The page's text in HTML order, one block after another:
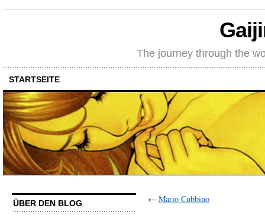
The journey through the
STARTSEITE
ÜBER DEN BLOG ← Mario Cubbino